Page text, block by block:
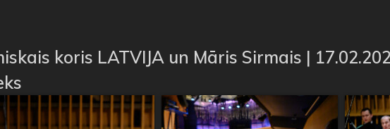
koris LATVIJA un Māris Sirmais |